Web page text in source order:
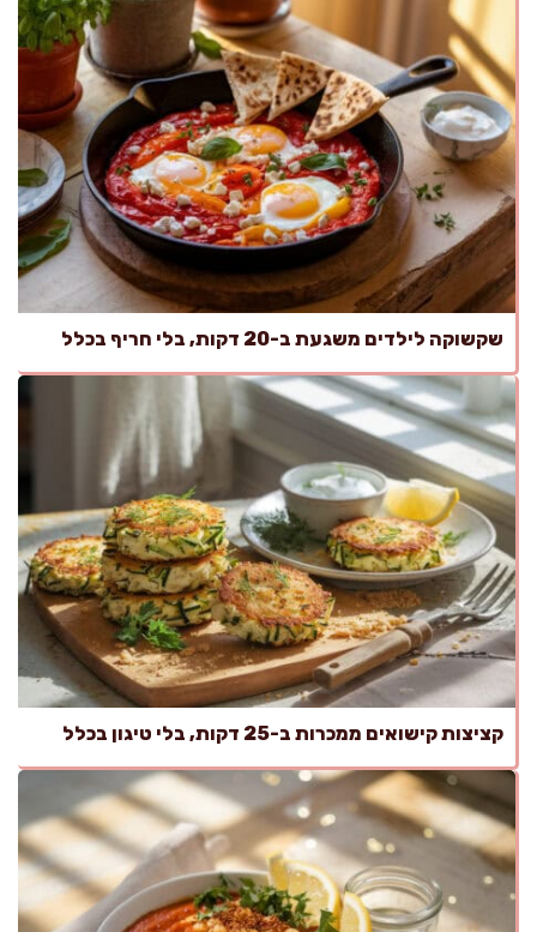
שקשוקה לילדים משגעת ב-20 דקות, בלי חריף בכלל
קציצות קישואים ממכרות ב-25 דקות, בלי טיגון בכלל